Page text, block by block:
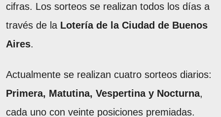
cifras. Los sorteos se realizan todos los días a
través de la Lotería de la Ciudad de Buenos
Aires.
Actualmente se realizan cuatro sorteos diarios:
Primera, Matutina, Vespertina y Nocturna,
cada uno con veinte posiciones premiadas.